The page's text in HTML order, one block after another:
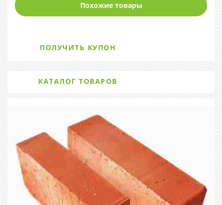
Похожие товары
ПОЛУЧИТЬ КУПОН
КАТАЛОГ ТОВАРОВ